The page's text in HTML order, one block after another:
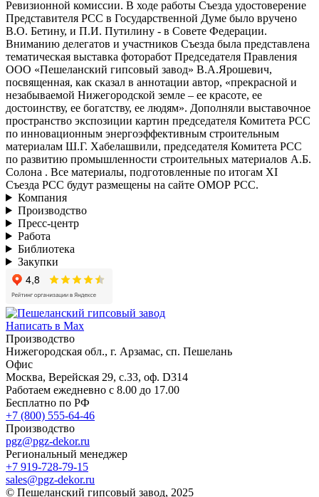
Ревизионной комиссии. В ходе работы Съезда удостоверение
Представителя РСС в Государственной Думе было вручено
В.О. Бетину, и П.И. Путилину - в Совете Федерации.
Вниманию делегатов и участников Съезда была представлена
тематическая выставка фоторабот Председателя Правления
ООО «Пешеланский гипсовый завод» В.А.Ярошевич,
посвященная, как сказал в аннотации автор, «прекрасной и
незабываемой Нижегородской земле – ее красоте, ее
достоинству, ее богатству, ее людям». Дополняли выставочное
пространство экспозиции картин председателя Комитета РСС
по инновационным энергоэффективным строительным
материалам Ш.Г. Хабелашвили, председателя Комитета РСС
по развитию промышленности строительных материалов А.Б.
Солона . Все материалы, подготовленные по итогам XI
Съезда РСС будут размещены на сайте ОМОР РСС.
Компания
Производство
Пресс-центр
Работа
Библиотека
Закупки
Написать в Max
Производство
Нижегородская обл., г. Арзамас, сп. Пешелань
Офис
Москва, Верейская 29, с.33, оф. D314
Работаем ежедневно с 8.00 до 17.00
Бесплатно по РФ
+7 (800) 555-64-46
Производство
pgz@pgz-dekor.ru
Региональный менеджер
+7 919-728-79-15
sales@pgz-dekor.ru
© Пешеланский гипсовый завод, 2025